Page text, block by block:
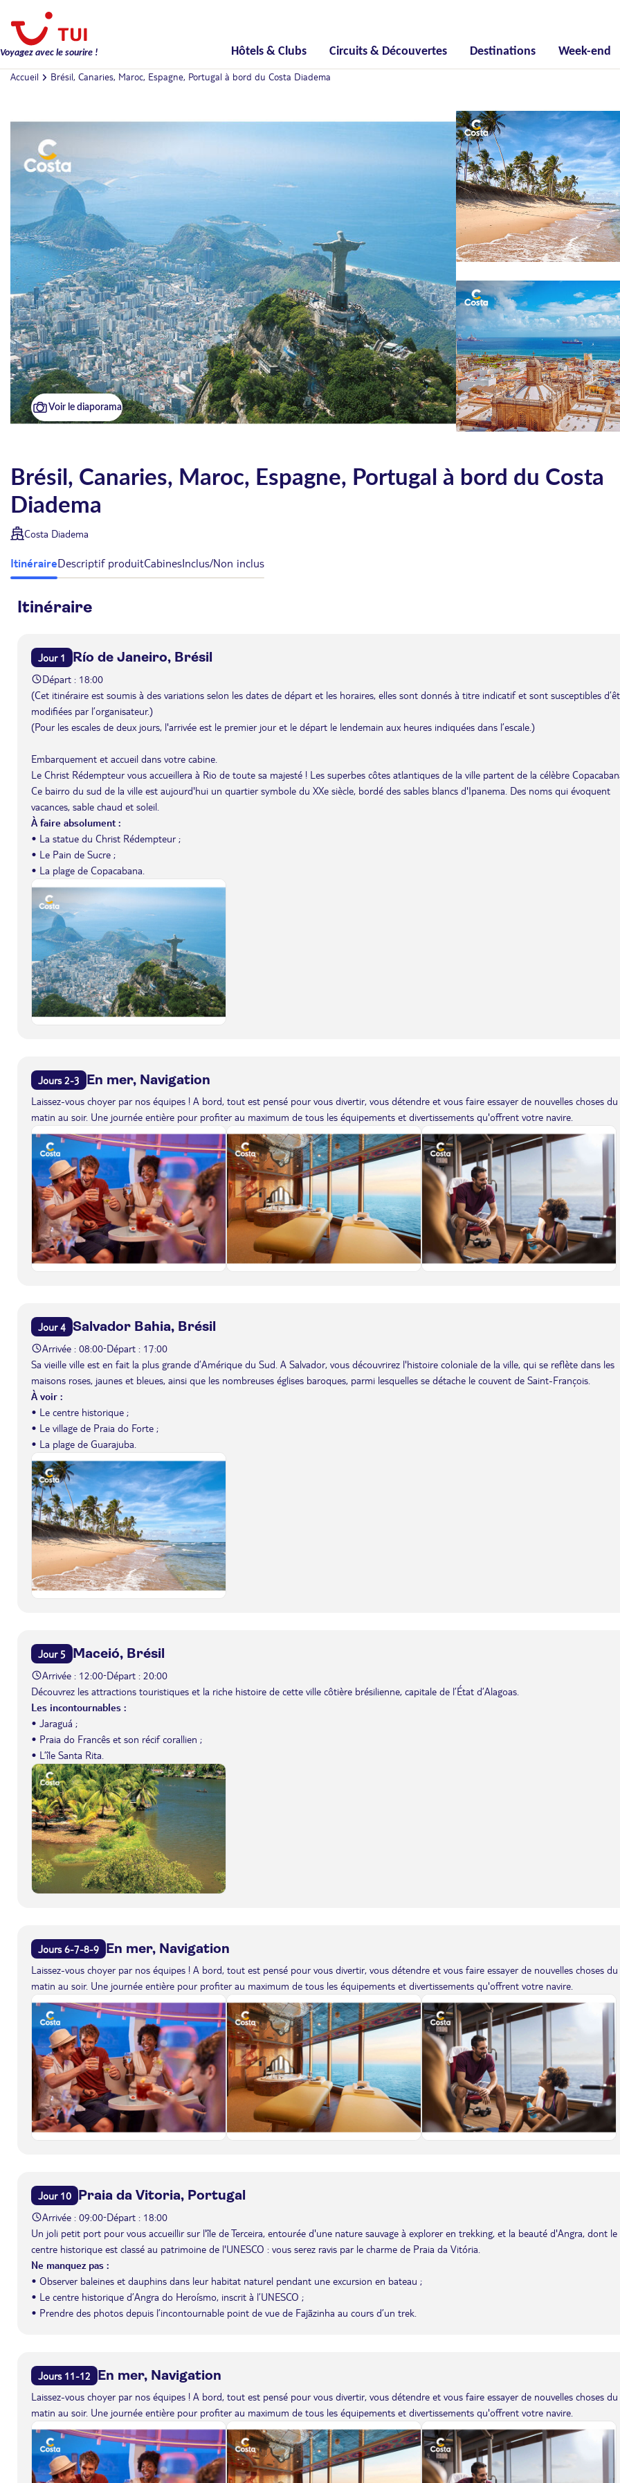
Voyagez avec le sourire ! Hôtels & Clubs Circuits & Découvertes Destinations Week-end
Accueil Brésil, Canaries, Maroc, Espagne, Portugal à bord du Costa Diadema
Voir le diaporama
Brésil, Canaries, Maroc, Espagne, Portugal à bord du Costa
Diadema
Costa Diadema
ItinéraireDescriptif produitCabinesInclus/Non inclus
Itinéraire
Jour 1 Río de Janeiro, Brésil
Départ : 18:00
(Cet itinéraire est soumis à des variations selon les dates de départ et les horaires, elles sont donnés à titre indicatif et sont susceptibles
modifiées par l’organisateur.)
(Pour les escales de deux jours, l'arrivée est le premier jour et le départ le lendemain aux heures indiquées dans l’escale.)
Embarquement et accueil dans votre cabine.
Le Christ Rédempteur vous accueillera à Rio de toute sa majesté ! Les superbes côtes atlantiques de la ville partent de la célèbre
Ce bairro du sud de la ville est aujourd'hui un quartier symbole du XXe siècle, bordé des sables blancs d'Ipanema. Des noms qui évoquent
vacances, sable chaud et soleil.
À faire absolument :
• La statue du Christ Rédempteur ;
• Le Pain de Sucre ;
• La plage de Copacabana.
Jours 2-3 En mer, Navigation
Laissez-vous choyer par nos équipes ! A bord, tout est pensé pour vous divertir, vous détendre et vous faire essayer de nouvelles choses du
matin au soir. Une journée entière pour profiter au maximum de tous les équipements et divertissements qu'offrent votre navire.
Jour 4 Salvador Bahia, Brésil
Arrivée : 08:00-Départ : 17:00
Sa vieille ville est en fait la plus grande d’Amérique du Sud. A Salvador, vous découvrirez l'histoire coloniale de la ville, qui se reflète dans les
maisons roses, jaunes et bleues, ainsi que les nombreuses églises baroques, parmi lesquelles se détache le couvent de Saint-François.
À voir :
• Le centre historique ;
• Le village de Praia do Forte ;
• La plage de Guarajuba.
Jour 5 Maceió, Brésil
Arrivée : 12:00-Départ : 20:00
Découvrez les attractions touristiques et la riche histoire de cette ville côtière brésilienne, capitale de l’État d’Alagoas.
Les incontournables :
• Jaraguá ;
• Praia do Francês et son récif corallien ;
• L’île Santa Rita.
Jours 6-7-8-9 En mer, Navigation
Laissez-vous choyer par nos équipes ! A bord, tout est pensé pour vous divertir, vous détendre et vous faire essayer de nouvelles choses du
matin au soir. Une journée entière pour profiter au maximum de tous les équipements et divertissements qu'offrent votre navire.
Jour 10 Praia da Vitoria, Portugal
Arrivée : 09:00-Départ : 18:00
Un joli petit port pour vous accueillir sur l'île de Terceira, entourée d'une nature sauvage à explorer en trekking, et la beauté d'Angra, dont le
centre historique est classé au patrimoine de l'UNESCO : vous serez ravis par le charme de Praia da Vitória.
Ne manquez pas :
• Observer baleines et dauphins dans leur habitat naturel pendant une excursion en bateau ;
• Le centre historique d’Angra do Heroísmo, inscrit à l’UNESCO ;
• Prendre des photos depuis l’incontournable point de vue de Fajãzinha au cours d’un trek.
Jours 11-12 En mer, Navigation
Laissez-vous choyer par nos équipes ! A bord, tout est pensé pour vous divertir, vous détendre et vous faire essayer de nouvelles choses du
matin au soir. Une journée entière pour profiter au maximum de tous les équipements et divertissements qu'offrent votre navire.